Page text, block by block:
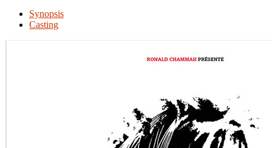
Synopsis
Casting